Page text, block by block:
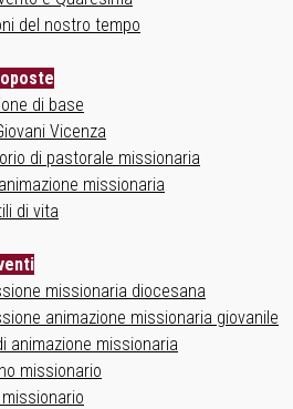
del nostro tempo
di base
Vicenza
di pastorale missionaria
missionaria
di vita
missionaria diocesana
animazione missionaria giovanile
animazione missionaria
missionario